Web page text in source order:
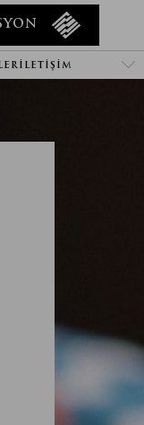
İLETIŞIM